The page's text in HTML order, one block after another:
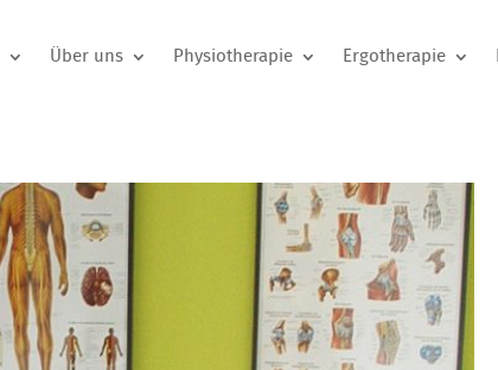
Über uns Physiotherapie Ergotherapie